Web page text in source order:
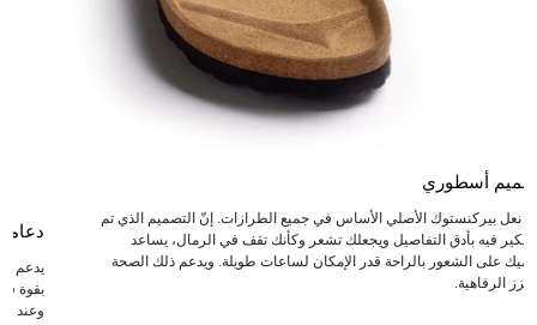
أسطوري
نعل بيركنستوك الأصلي الأساس في جميع الطرازات. إنّ التصميم الذي تم
فيه بأدق التفاصيل ويجعلك تشعر وكأنك تقف في الرمال، يساعد
على الشعور بالراحة قدر الإمكان لساعات طويلة. ويدعم ذلك الصحة
الرفاهية.
يدعم
بقوة
وعند